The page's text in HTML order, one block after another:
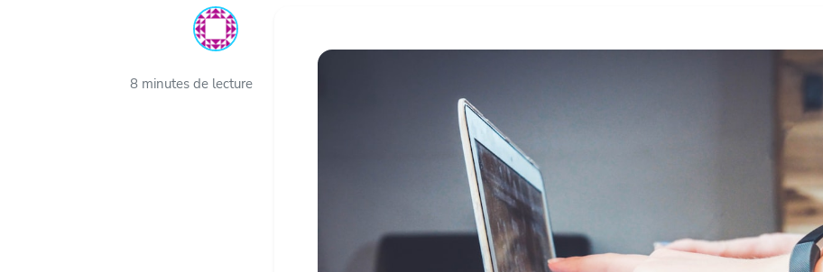
8 minutes de lecture